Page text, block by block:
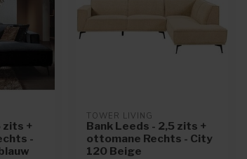
zits +
-
TOWER LIVING
Bank Leeds - 2,5 zits +
ottomane Rechts - City
120 Beige